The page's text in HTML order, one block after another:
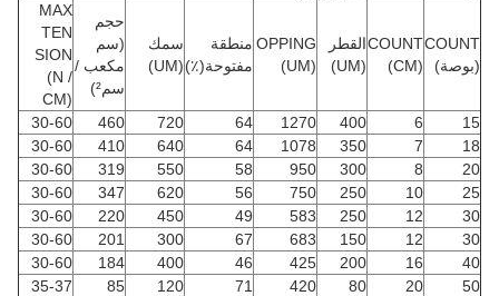
COUNT
(بوصة)
COUNT
(CM)
القطر
OPPING
(UM)
منطقة
مفتوحة(٪)
سمك
(UM)
حجم
(سم
مكعب /
سم²)
MAX
TEN
SION
(N /
CM)
15
400
1270
64
720
460
30-60
18
350
1078
64
640
410
30-60
20
300
950
58
550
319
30-60
25
10
250
750
56
620
347
30-60
30
12
250
583
49
450
220
30-60
30
12
150
683
67
300
201
30-60
40
16
200
425
46
400
184
30-60
50
20
80
420
71
120
85
35-37